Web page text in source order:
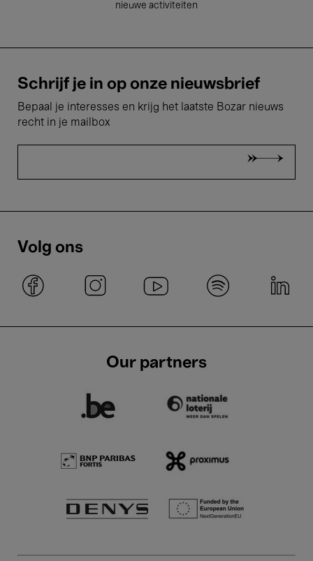
nieuwe activiteiten
Schrijf je in op onze nieuwsbrief
Bepaal je interesses en krijg het laatste Bozar nieuws
recht in je mailbox
Volg ons
Our partners